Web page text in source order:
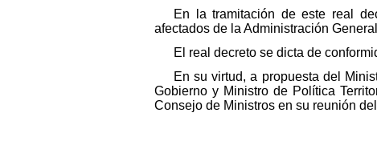
En la tramitación de este real
afectados de la Administración
El real decreto se dicta de
En su virtud, a propuesta del
Gobierno y Ministro de Política
Consejo de Ministros en su reunión